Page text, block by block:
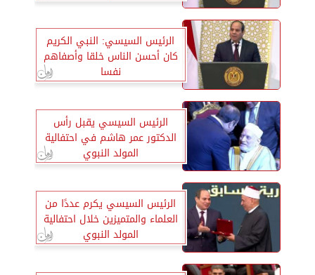
الرئيس السيسي: النبي الكريم
كان أحسن الناس خلقا وأصفاهم
نفسا
الرئيس السيسي يقبل رأس
الدكتور عمر هاشم في احتفالية
المولد النبوي
الرئيس السيسي يكرم عددًا من
العلماء والمتميزين خلال احتفالية
المولد النبوي